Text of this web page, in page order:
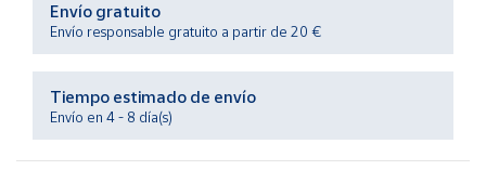
Mapa de
vendedores
vendedor
Envío gratuito
Envío responsable gratuito a partir de 20 €
Tiempo estimado de envío
Envío en 4 - 8 día(s)